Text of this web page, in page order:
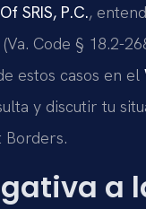
SRIS, P.C.,
Code § 18.2-
estos casos en el
y discutir tu
Borders.
a